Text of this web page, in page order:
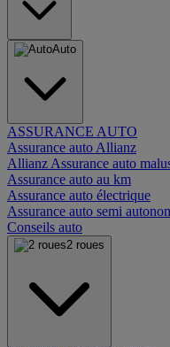
Auto
ASSURANCE AUTO
Assurance auto Allianz
Allianz Assurance auto
Assurance auto au km
Assurance auto électrique
Assurance auto semi
Conseils auto
2 roues